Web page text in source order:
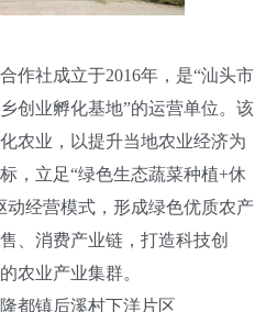
社成立于2016年，是“汕头市
创业孵化基地”的运营单位。该
农业，以提升当地农业经济为
，立足“绿色生态蔬菜种植+休
动经营模式，形成绿色优质农产
、消费产业链，打造科技创
农业产业集群。
镇后溪村下洋片区